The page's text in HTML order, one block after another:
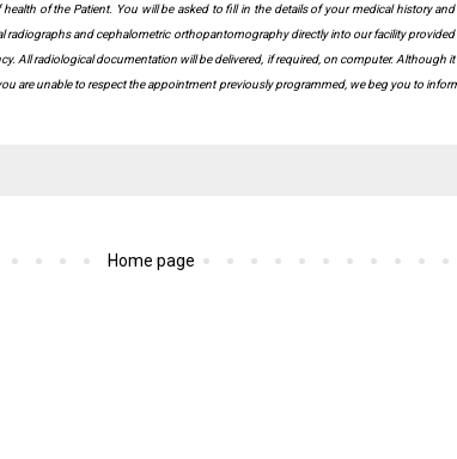
of the Patient. You will be asked to fill in the details of your medical history
and cephalometric orthopantomography directly into our facility
All radiological documentation will be delivered, if required, on computer. Although
are unable to respect the appointment previously programmed, we beg you to
Home page